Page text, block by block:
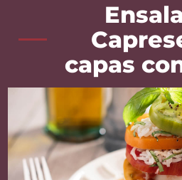
capas